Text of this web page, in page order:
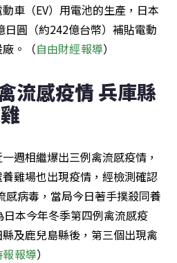
車（EV）用電池的生產，日本
圓（約242億台幣）補貼電動
。（自由財經報導）
流感疫情 兵庫縣
週相繼爆出三例禽流感疫情，
雞場也出現疫情，經檢測確認
感病毒，當局今日著手撲殺同養
本今年冬季第四例禽流感疫
及鹿兒島縣後，第三個出現禽
報報導）